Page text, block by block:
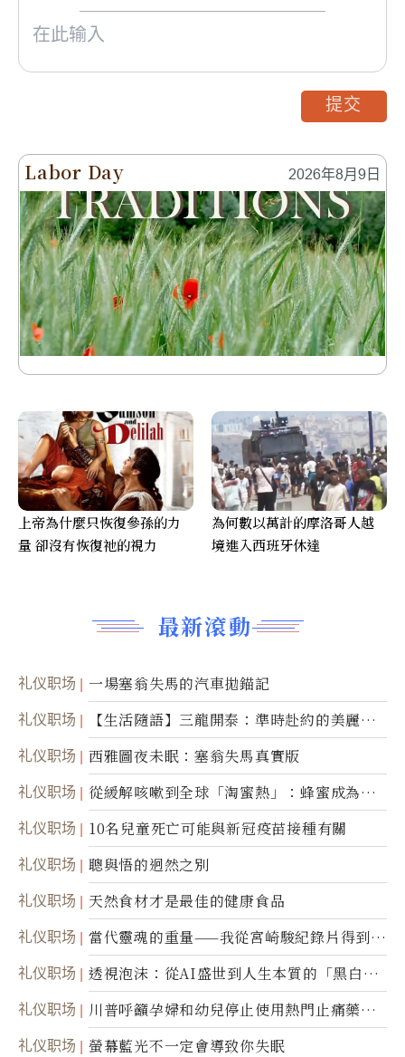
Labor Day 2026年8月9日
最新滾動
礼仪职场 一場塞翁失馬的汽車拋錨記
礼仪职场
【生活隨語】三龍開泰：準時赴約的美麗震
撼
礼仪职场 西雅圖夜未眠：塞翁失馬真實版
礼仪职场
從緩解咳嗽到全球「淘蜜熱」：蜂蜜成為健
康產業前沿商品
礼仪职场 10名兒童死亡可能與新冠疫苗接種有關
礼仪职场 聰與悟的迥然之別
礼仪职场 天然食材才是最佳的健康食品
礼仪职场
當代靈魂的重量——我從宮崎駿紀錄片得到的
省思
礼仪职场
透視泡沫：從AI盛世到人生本質的「黑白一
瞬」
礼仪职场
川普呼籲孕婦和幼兒停止使用熱門止痛藥泰
諾
礼仪职场 螢幕藍光不一定會導致你失眠
提交
上帝為什麼只恢復參孫的力
量 卻沒有恢復祂的視力
為何數以萬計的摩洛哥人越
境進入西班牙休達